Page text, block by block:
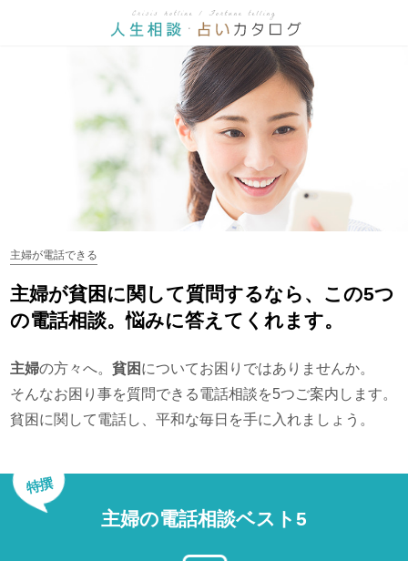
主婦が電話できる
主婦が貧困に関して質問するなら、この5つ
の電話相談。悩みに答えてくれます。
主婦の方々へ。 貧困 についてお困りではありませんか。
そんなお困り事を質問できる電話相談を5つご案内します。
貧困に関して電話し、平和な毎日を手に入れましょう。
特撰
主婦の電話相談ベスト5